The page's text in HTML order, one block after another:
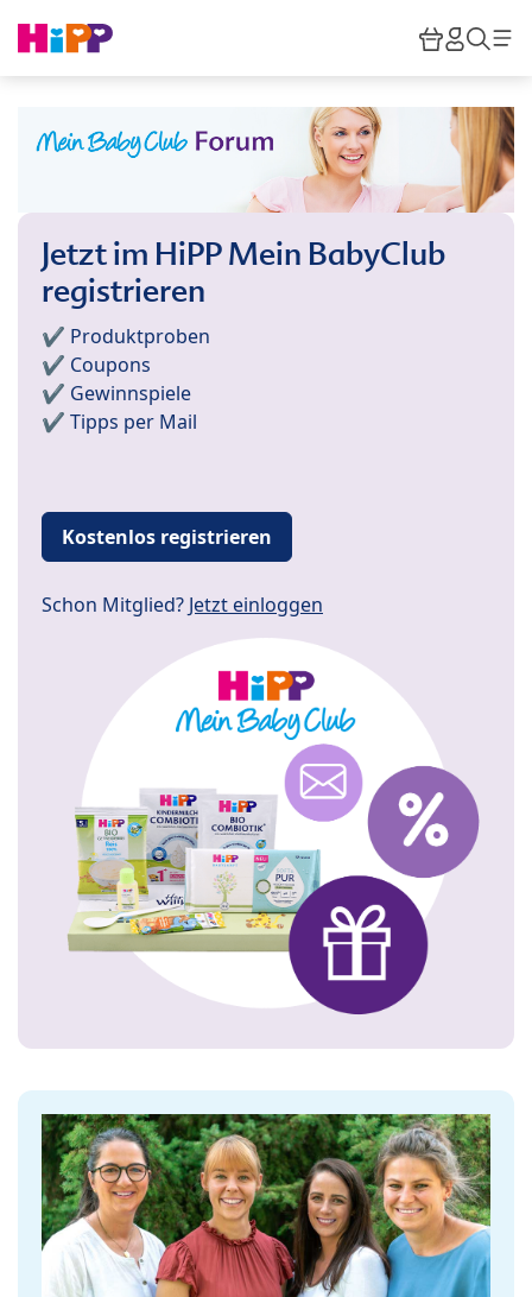
HiPP
Jetzt im HiPP Mein BabyClub
registrieren
✔️ Produktproben
✔️ Coupons
✔️ Gewinnspiele
✔️ Tipps per Mail
Kostenlos registrieren
Schon Mitglied? Jetzt einloggen